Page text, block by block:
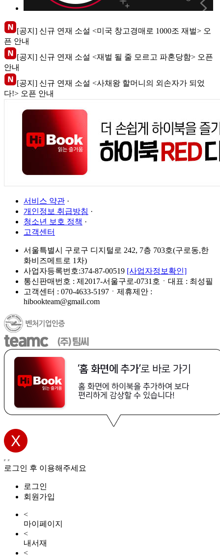
[공지] 신규 연재 소설 <미국 창고경매로 1000조 재벌> 오
픈 안내
[공지] 신규 연재 소설 <재벌 될 줄 모르고 파혼당함> 오픈
안내
[공지] 신규 연재 소설 <사채왕 할머니의 외손자가 되었
다!> 오픈 안내
서비스 약관 ·
개인정보 취급방침 ·
청소년 보호 정책 ·
고객센터
서울특별시 구로구 디지털로 242, 7층 703호(구로동,한
화비즈메트로 1차)
사업자등록번호:374-87-00519 [사업자정보확인]
통신판매번호 : 제2017-서울구로-0731호ㆍ대표 : 최성필
고객센터 : 070-4633-5197ㆍ제휴제안 :
hibookteam@gmail.com
로그인 후 이용해주세요
로그인
회원가입
<
마이페이지
<
내서재
<